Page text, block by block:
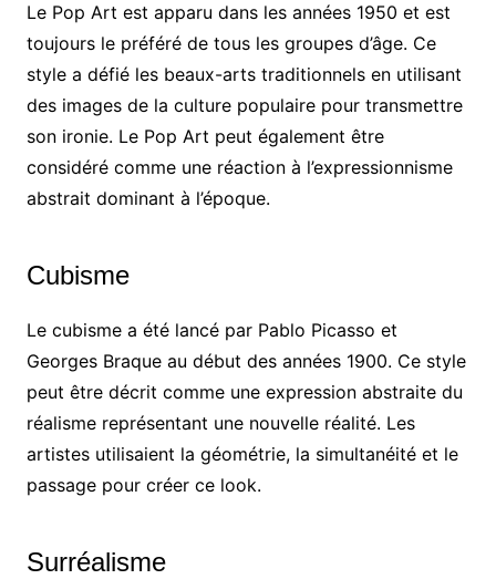
Le Pop Art est apparu dans les années 1950 et est
toujours le préféré de tous les groupes d’âge. Ce
style a défié les beaux-arts traditionnels en utilisant
des images de la culture populaire pour transmettre
son ironie. Le Pop Art peut également être
considéré comme une réaction à l’expressionnisme
abstrait dominant à l’époque.
Cubisme
Le cubisme a été lancé par Pablo Picasso et
Georges Braque au début des années 1900. Ce style
peut être décrit comme une expression abstraite du
réalisme représentant une nouvelle réalité. Les
artistes utilisaient la géométrie, la simultanéité et le
passage pour créer ce look.
Surréalisme